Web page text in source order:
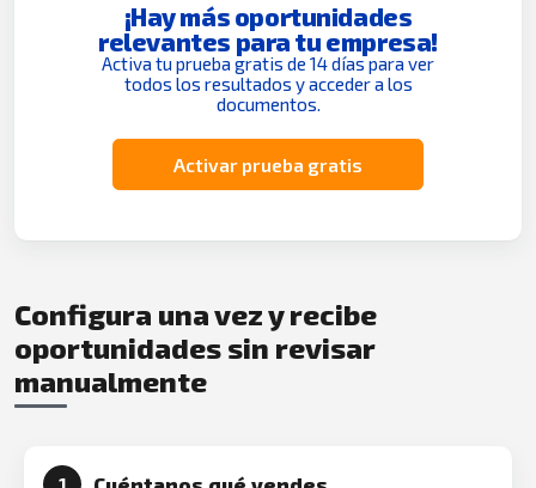
¡Hay más oportunidades
relevantes para tu empresa!
Activa tu prueba gratis de 14 días para ver
todos los resultados y acceder a los
documentos.
Activar prueba gratis
Configura una vez y recibe
oportunidades sin revisar
manualmente